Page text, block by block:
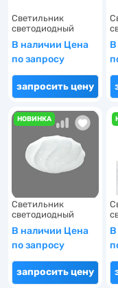
1
1 392
1
164
15
4
7
1
Светильник
светодиодный
накладной 90…
В наличии Цена
по запросу
запросить цену
НОВИНКА
Светильник
светодиодный
В наличии Цена
по запросу
запросить цену